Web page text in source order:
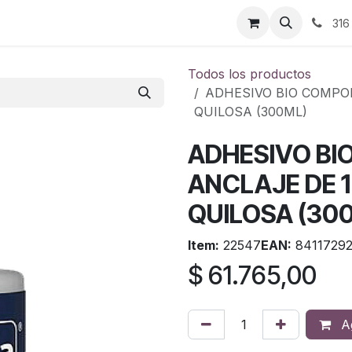
Todos los productos
ADHESIVO BIO
QUILOSA (300ML)
ADHESIVO
ANCLAJE DE
QUILOSA
Item: 22547EAN:
$ 61.765,00